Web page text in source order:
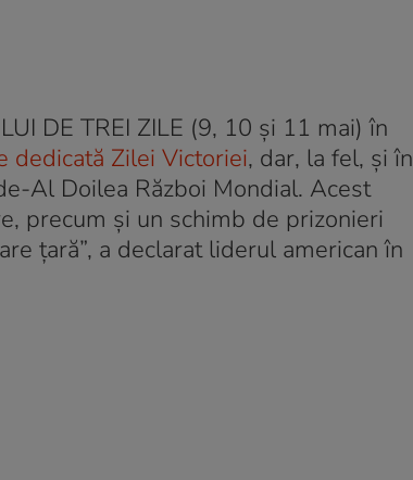
DE TREI ZILE (9, 10 și 11 mai) în
dedicată Zilei Victoriei, dar, la fel, și în
Al Doilea Război Mondial. Acest
precum și un schimb de prizonieri
țară”, a declarat liderul american în